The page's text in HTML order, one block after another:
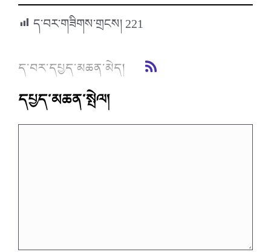
ད་བར་གཟིགས་གྲངས།221
ད་བར་དཔྱད་མཆན་མེད།
དཔྱད་མཆན་སྤེལ།